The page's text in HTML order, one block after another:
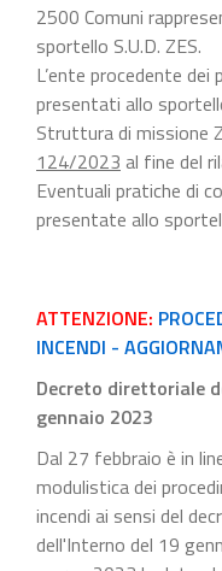
2500 Comuni
sportello S.U.D. ZES.
L’ente procedente
presentati allo
Struttura di missione
124/2023 al fine del
Eventuali pratiche di
presentate allo
ATTENZIONE:
INCENDI -
Decreto direttoriale
gennaio 2023
Dal 27 febbraio è in
modulistica dei
incendi ai sensi del
dell'Interno del 19